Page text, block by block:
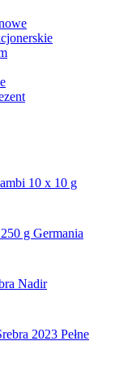
10 x 10 g
g Germania
Nadir
2023 Pełne